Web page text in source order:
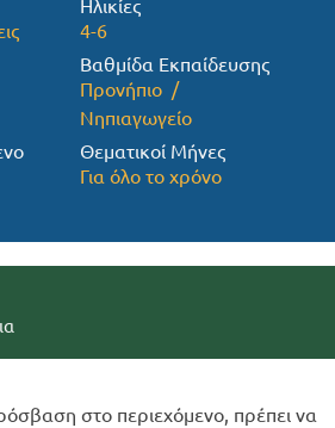
Ηλικίες
4-6
Βαθμίδα Εκπαίδευσης
Προνήπιο
Νηπιαγωγείο
Θεματικοί Μήνες
Για όλο το χρόνο
στο περιεχόμενο, πρέπει να